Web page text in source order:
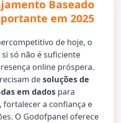
Baseado
em 2025
de hoje, o
só não é suficiente
online próspera.
desoluções de
em dados para
fortalecer a confiança e
O Godofpanel oferece